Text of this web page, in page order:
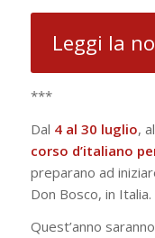
Leggi la
***
Dal 4 al 30 luglio, al
corso d’italiano
preparano ad
Don Bosco, in Italia.
Quest’anno